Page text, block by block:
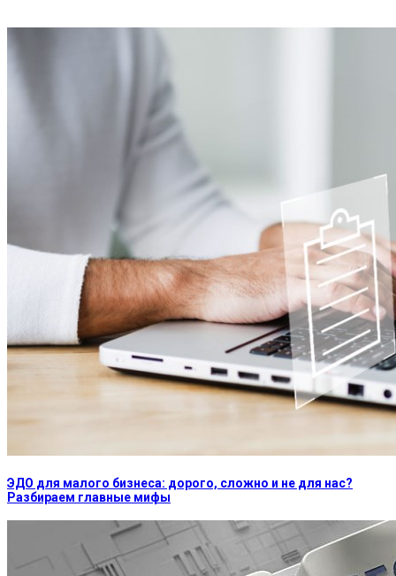
ЭДО для малого бизнеса: дорого, сложно и не для нас?
Разбираем главные мифы